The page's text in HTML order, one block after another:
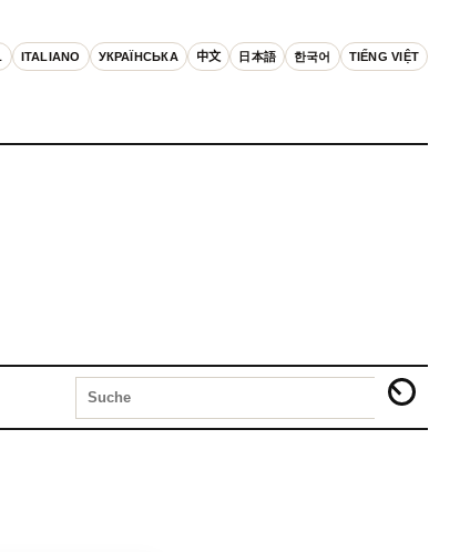
ITALIANO УКРАЇНСЬКА 中文 日本語 한국어 TIẾNG VIỆT